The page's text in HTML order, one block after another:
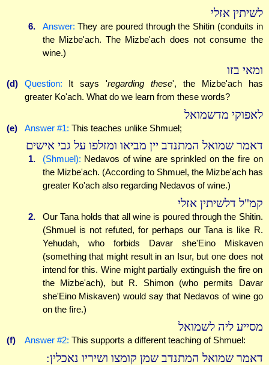
לשיתין אזלי
6. Answer: They are poured through the Shitin (conduits in
the Mizbe'ach. The Mizbe'ach does not consume the
wine.)
ומאי בזו
(d) Question: It says 'regarding these', the Mizbe'ach has
greater Ko'ach. What do we learn from these words?
לאפוקי מדשמואל
(e) Answer #1: This teaches unlike Shmuel;
דאמר שמואל המתנדב יין מביאו ומזלפו על גבי אישים
1. (Shmuel): Nedavos of wine are sprinkled on the fire on
the Mizbe'ach. (According to Shmuel, the Mizbe'ach has
greater Ko'ach also regarding Nedavos of wine.)
קמ"ל דלשיתין אזלי
2.
Our Tana holds that all wine is poured through the Shitin.
(Shmuel is not refuted, for perhaps our Tana is like R.
Yehudah, who forbids Davar she'Eino Miskaven
(something that might result in an Isur, but one does not
intend for this. Wine might partially extinguish the fire on
the Mizbe'ach), but R. Shimon (who permits Davar
she'Eino Miskaven) would say that Nedavos of wine go
on the fire.)
מסייע ליה לשמואל
(f) Answer #2: This supports a different teaching of Shmuel:
דאמר שמואל המתנדב שמן קומצו ושיריו נאכלין: